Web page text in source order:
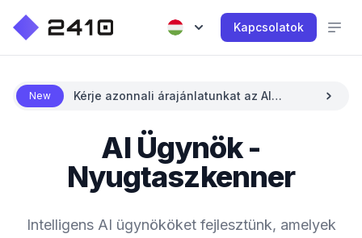
Kapcsolatok
New
Kérje azonnali árajánlatunkat az AI
AI Ügynök -
Nyugtaszkenner
Intelligens AI ügynököket fejlesztünk, amelyek